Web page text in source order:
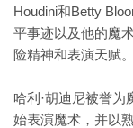
Houdini和Betty
平事迹以及他的魔
险精神和表演天赋。
哈利·胡迪尼被誉
始表演魔术，并以